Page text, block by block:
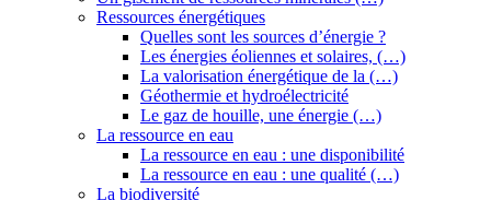
Ressources énergétiques
Quelles sont les sources d’énergie ?
Les énergies éoliennes et solaires, (…)
La valorisation énergétique de la (…)
Géothermie et hydroélectricité
Le gaz de houille, une énergie (…)
La ressource en eau
La ressource en eau : une disponibilité
La ressource en eau : une qualité (…)
La biodiversité